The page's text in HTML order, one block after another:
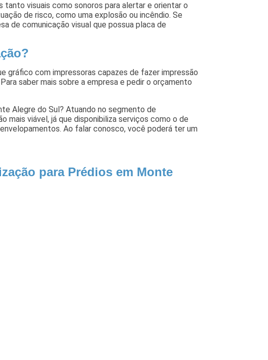
tanto visuais como sonoros para alertar e orientar o
de risco, como uma explosão ou incêndio. Se
de comunicação visual que possua placa de
gráfico com impressoras capazes de fazer impressão
saber mais sobre a empresa e pedir o orçamento
Alegre do Sul? Atuando no segmento de
mais viável, já que disponibiliza serviços como o de
Ao falar conosco, você poderá ter um
para Prédios em Monte